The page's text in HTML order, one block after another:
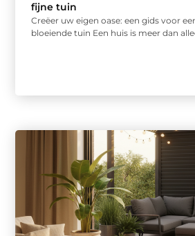
fijne tuin
Creëer uw eigen oase: een gids voor
bloeiende tuin Een huis is meer dan